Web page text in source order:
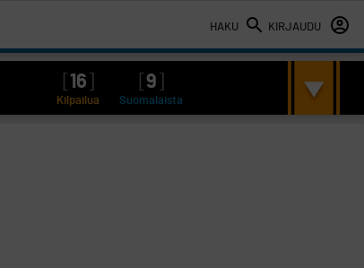
HAKU KIRJAUDU
16 9
Kilpailua Suomalaista